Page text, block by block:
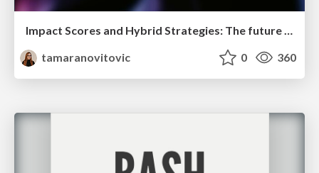
Impact Scores and Hybrid Strategies: The future of link building
tamaranovitovic
0 360